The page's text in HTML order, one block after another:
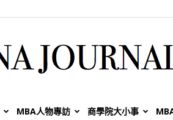
Sabina
MBA人物專訪 商學院大小事